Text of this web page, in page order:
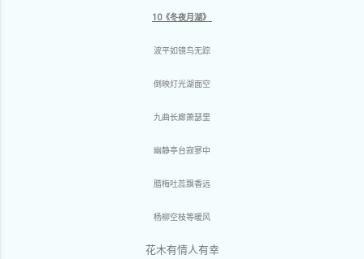
10《冬夜月湖》
波平如镜鸟无踪
倒映灯光湖面空
九曲长廊萧瑟里
幽静亭台寂寥中
腊梅吐蕊飘香远
杨柳空枝等暖风
花木有情人有幸